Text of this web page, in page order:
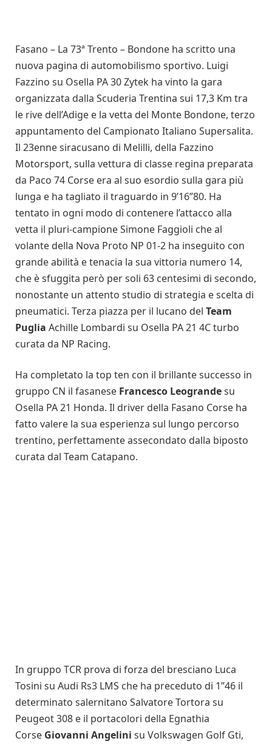
Fasano – La 73ª Trento – Bondone ha scritto una
nuova pagina di automobilismo sportivo. Luigi
Fazzino su Osella PA 30 Zytek ha vinto la gara
organizzata dalla Scuderia Trentina sui 17,3 Km tra
le rive dell’Adige e la vetta del Monte Bondone, terzo
appuntamento del Campionato Italiano Supersalita.
Il 23enne siracusano di Melilli, della Fazzino
Motorsport, sulla vettura di classe regina preparata
da Paco 74 Corse era al suo esordio sulla gara più
lunga e ha tagliato il traguardo in 9’16”80. Ha
tentato in ogni modo di contenere l’attacco alla
vetta il pluri-campione Simone Faggioli che al
volante della Nova Proto NP 01-2 ha inseguito con
grande abilità e tenacia la sua vittoria numero 14,
che è sfuggita però per soli 63 centesimi di secondo,
nonostante un attento studio di strategia e scelta di
pneumatici. Terza piazza per il lucano del Team
Puglia Achille Lombardi su Osella PA 21 4C turbo
curata da NP Racing.
Ha completato la top ten con il brillante successo in
gruppo CN il fasanese Francesco Leograndesu
Osella PA 21 Honda. Il driver della Fasano Corse ha
fatto valere la sua esperienza sul lungo percorso
trentino, perfettamente assecondato dalla biposto
curata dal Team Catapano.
In gruppo TCR prova di forza del bresciano Luca
Tosini su Audi Rs3 LMS che ha preceduto di 1”46 il
determinato salernitano Salvatore Tortora su
Peugeot 308 e il portacolori della Egnathia
Corse Giovanni Angelini su Volkswagen Golf Gti,